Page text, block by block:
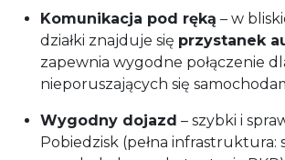
Komunikacja pod ręką – w
działki znajduje się przystanek
zapewnia wygodne połączenie
nieporuszających się
Wygodny dojazd – szybki i
Pobiedzisk (pełna infrastruktura: